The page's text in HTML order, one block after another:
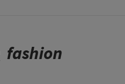
fashion